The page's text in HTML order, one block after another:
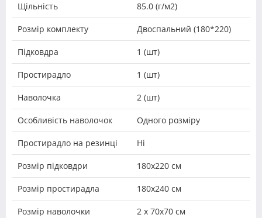
Щільність 85.0 (г/м2)
Розмір комплекту Двоспальний (180*220)
Підковдра 1 (шт)
Простирадло 1 (шт)
Наволочка 2 (шт)
Особливість наволочок Одного розміру
Простирадло на резинці Ні
Розмір підковдри 180х220 см
Розмір простирадла 180x240 см
Розмір наволочки 2 х 70х70 см